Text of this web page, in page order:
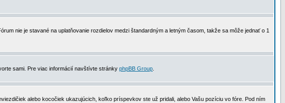
nie je stavané na uplatňovanie rozdielov medzi štandardným a letným časom, takže sa môže jednať o 1
sami. Pre viac informácií navštívte stránky phpBB Group
alebo kocočiek ukazujúcich, koľko príspevkov ste už pridali, alebo Vašu pozíciu vo fóre. Pod ním